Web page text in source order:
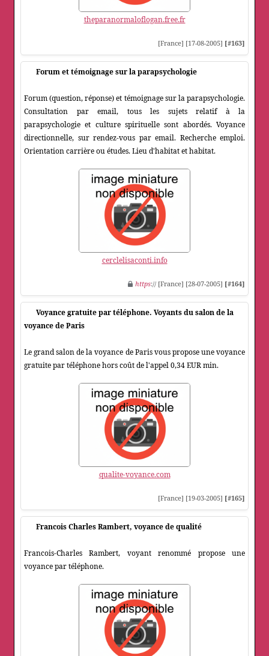
theparanormaloflogan.free.fr
[France] [17-08-2005] [#163]
Forum et témoignage sur la parapsychologie
Forum (question, réponse) et témoignage sur la parapsychologie.
Consultation par email, tous les sujets relatif à la
parapsychologie et culture spirituelle sont abordés. Voyance
directionnelle, sur rendez-vous par email. Recherche emploi.
Orientation carrière ou études. Lieu d'habitat et habitat.
cerclelisaconti.info
https:// [France] [28-07-2005] [#164]
Voyance gratuite par téléphone. Voyants du salon de la
voyance de Paris
Le grand salon de la voyance de Paris vous propose une voyance
gratuite par téléphone hors coût de l'appel 0,34 EUR min.
qualite-voyance.com
[France] [19-03-2005] [#165]
Francois Charles Rambert, voyance de qualité
Francois-Charles Rambert, voyant renommé propose une
voyance par téléphone.